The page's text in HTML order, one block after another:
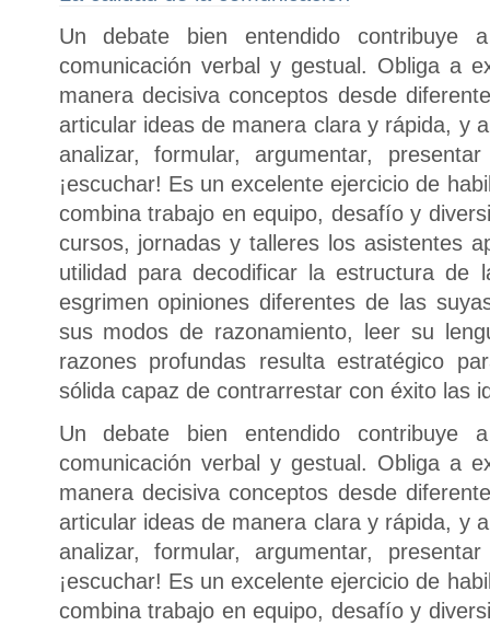
Un debate bien entendido
comunicación verbal y gestual. Obliga a
manera decisiva conceptos desde
articular ideas de manera clara y rápida, y
analizar, formular, argumentar,
¡escuchar! Es un excelente ejercicio de
combina trabajo en equipo, desafío y
cursos, jornadas y talleres los asistentes
utilidad para decodificar la estructura de
esgrimen opiniones diferentes de las
sus modos de razonamiento, leer su
razones profundas resulta estratégico
sólida capaz de contrarrestar con éxito las
Un debate bien entendido
comunicación verbal y gestual. Obliga a
manera decisiva conceptos desde
articular ideas de manera clara y rápida, y
analizar, formular, argumentar,
¡escuchar! Es un excelente ejercicio de
combina trabajo en equipo, desafío y